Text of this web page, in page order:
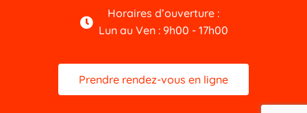
Horaires d’ouverture :
Lun au Ven : 9h00 - 17h00
Prendre rendez-vous en ligne